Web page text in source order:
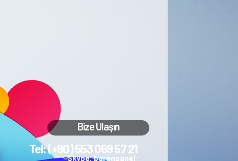
Bize Ulaşın
Tel: (+90) 553 069 57 21
Skype: baranpanel